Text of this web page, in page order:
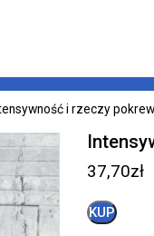
i rzeczy
37,70zł
KUP